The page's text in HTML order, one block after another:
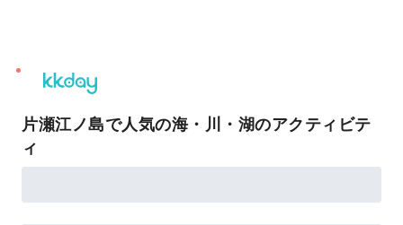
unread
notifications
片瀬江ノ島で人気の海・川・湖のアクティビテ
ィ